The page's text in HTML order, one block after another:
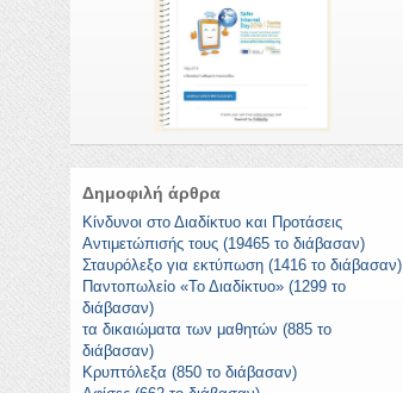
Δημοφιλή άρθρα
Κίνδυνοι στο Διαδίκτυο και Προτάσεις
Αντιμετώπισής τους (19465 το διάβασαν)
Σταυρόλεξο για εκτύπωση (1416 το διάβασαν)
Παντοπωλείο «Το Διαδίκτυο» (1299 το
διάβασαν)
τα δικαιώματα των μαθητών (885 το
διάβασαν)
Κρυπτόλεξα (850 το διάβασαν)